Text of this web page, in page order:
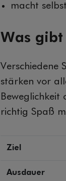
macht
Was
Verschiedene
stärken vor
richtig Spaß
Ziel
Ausdauer